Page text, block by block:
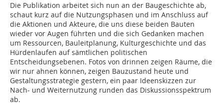
Die Publikation arbeitet sich nun an der Baugeschichte ab,
schaut kurz auf die Nutzungsphasen und im Anschluss auf
die Aktionen und Akteure, die uns diese beiden Bauten
wieder vor Augen führten und die sich Gedanken machen
um Ressourcen, Bauleitplanung, Kulturgeschichte und das
Hürdenlaufen auf sämtlichen politischen
Entscheidungsebenen. Fotos von drinnen zeigen Räume, die
wir nur ahnen können, zeigen Bauzustand heute und
Gestaltungsstrategie gestern, ein paar Ideenskizzen zur
Nach- und Weiternutzung runden das Diskussionsspektrum
ab.